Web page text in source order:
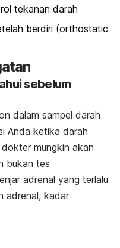
tekanan darah
berdiri (orthostatic
sebelum
dalam sampel darah
Anda ketika darah
mungkin akan
bukan tes
adrenal yang terlalu
adrenal, kadar